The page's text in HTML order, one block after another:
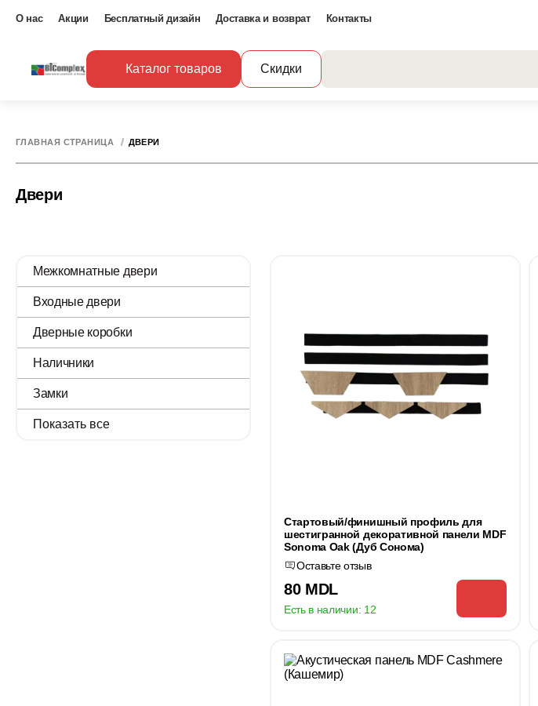
О нас Акции Бесплатный дизайн Доставка и возврат Контакты
Каталог товаров Скидки
ГЛАВНАЯ СТРАНИЦА ДВЕРИ
Двери
Межкомнатные двери
Входные двери
Дверные коробки
Наличники
Замки
Показать все
Стартовый/финишный профиль для
шестигранной декоративной панели MDF
Sonoma Oak (Дуб Сонома)
Оставьте отзыв
80 MDL
Есть в наличии: 12